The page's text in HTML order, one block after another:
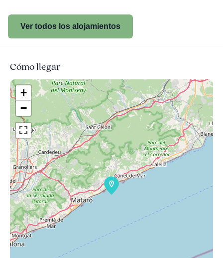
Ver todos los alojamientos
Cómo llegar
+
−